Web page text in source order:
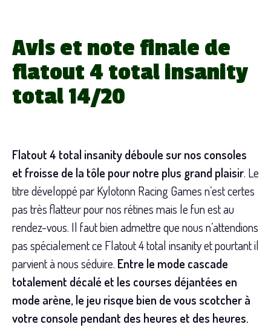
Avis et note finale de
flatout 4 total insanity
total 14/20
Flatout 4 total insanity déboule sur nos consoles
et froisse de la tôle pour notre plus grand plaisir. Le
titre développé par Kylotonn Racing Games n’est certes
pas très flatteur pour nos rétines mais le fun est au
rendez-vous. Il faut bien admettre que nous n’attendions
pas spécialement ce Flatout 4 total insanity et pourtant il
parvient à nous séduire. Entre le mode cascade
totalement décalé et les courses déjantées en
mode arène, le jeu risque bien de vous scotcher à
votre console pendant des heures et des heures.